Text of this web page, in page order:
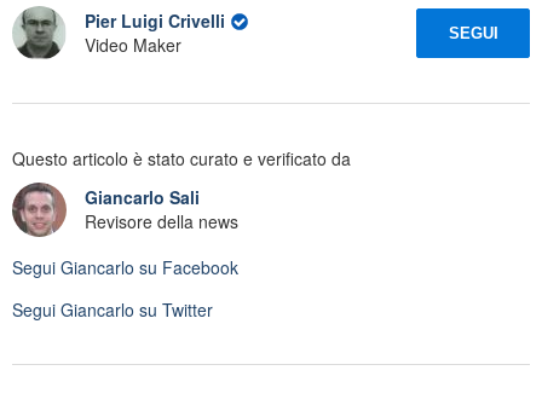
Pier Luigi Crivelli
Video Maker
SEGUI
Questo articolo è stato curato e verificato da
Giancarlo Sali
Revisore della news
Segui Giancarlo su Facebook
Segui Giancarlo su Twitter